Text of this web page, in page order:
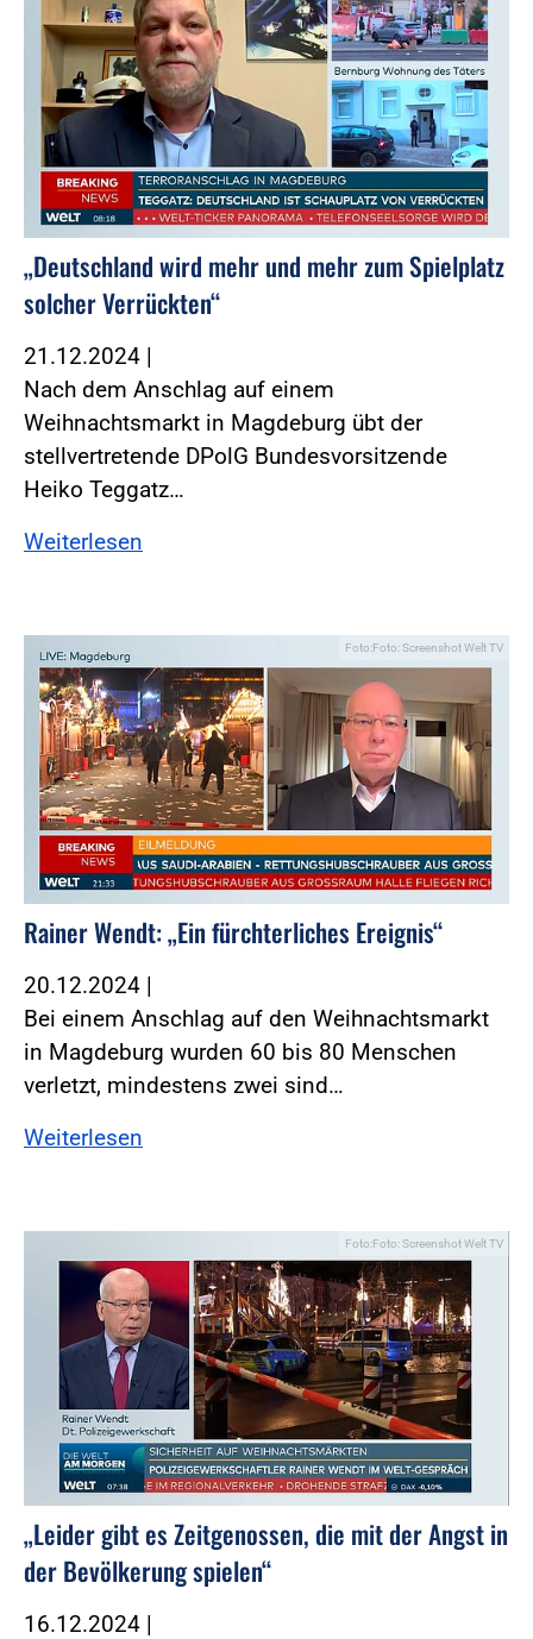
„Deutschland wird mehr und mehr zum Spielplatz
solcher Verrückten“
21.12.2024 |
Nach dem Anschlag auf einem
Weihnachtsmarkt in Magdeburg übt der
stellvertretende DPolG Bundesvorsitzende
Heiko Teggatz…
Weiterlesen
Foto:Foto: Screenshot Welt TV
Rainer Wendt: „Ein fürchterliches Ereignis“
20.12.2024 |
Bei einem Anschlag auf den Weihnachtsmarkt
in Magdeburg wurden 60 bis 80 Menschen
verletzt, mindestens zwei sind…
Weiterlesen
Foto:Foto: Screenshot Welt TV
„Leider gibt es Zeitgenossen, die mit der Angst in
der Bevölkerung spielen“
16.12.2024 |